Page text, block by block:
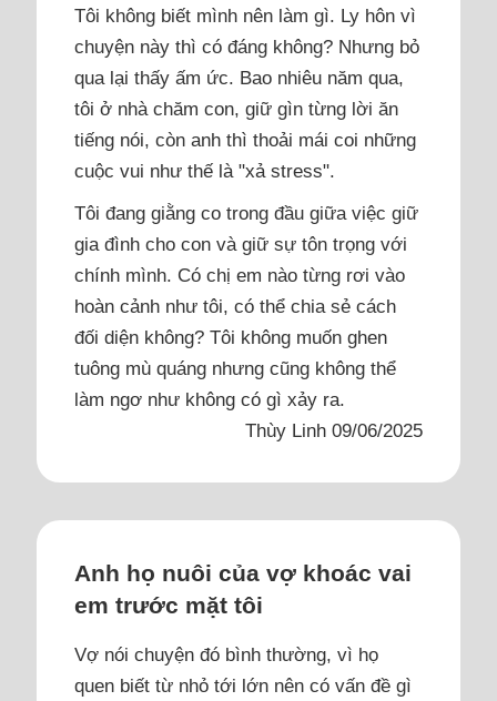
Tôi không biết mình nên làm gì. Ly hôn vì
chuyện này thì có đáng không? Nhưng bỏ
qua lại thấy ấm ức. Bao nhiêu năm qua,
tôi ở nhà chăm con, giữ gìn từng lời ăn
tiếng nói, còn anh thì thoải mái coi những
cuộc vui như thế là "xả stress".
Tôi đang giằng co trong đầu giữa việc giữ
gia đình cho con và giữ sự tôn trọng với
chính mình. Có chị em nào từng rơi vào
hoàn cảnh như tôi, có thể chia sẻ cách
đối diện không? Tôi không muốn ghen
tuông mù quáng nhưng cũng không thể
làm ngơ như không có gì xảy ra.
Thùy Linh 09/06/2025
Anh họ nuôi của vợ khoác vai
em trước mặt tôi
Vợ nói chuyện đó bình thường, vì họ
quen biết từ nhỏ tới lớn nên có vấn đề gì